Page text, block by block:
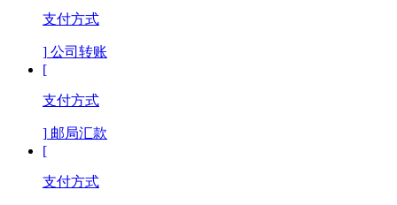
支付方式
] 公司转账
[
支付方式
] 邮局汇款
[
支付方式